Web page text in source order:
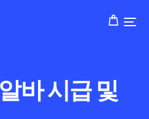
바 시급 및